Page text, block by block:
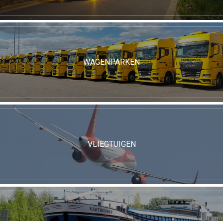
WAGENPARKEN
VLIEGTUIGEN